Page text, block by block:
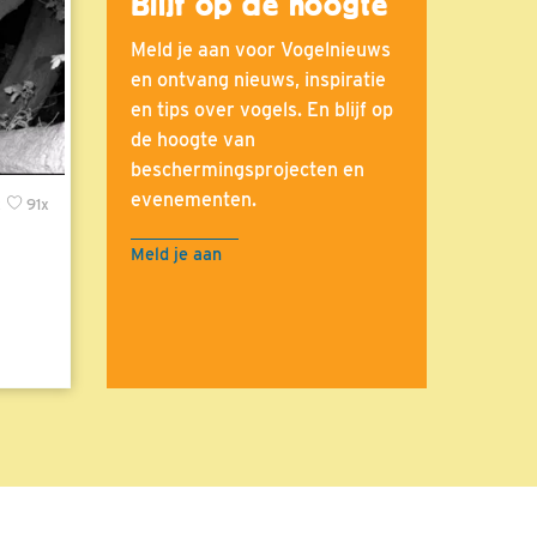
91x
Meld je aan voor Vogelnieuws
en ontvang nieuws, inspiratie
en tips over vogels. En blijf op
de hoogte van
beschermingsprojecten en
evenementen.
Meld je aan